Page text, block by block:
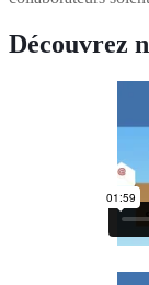
Découvrez